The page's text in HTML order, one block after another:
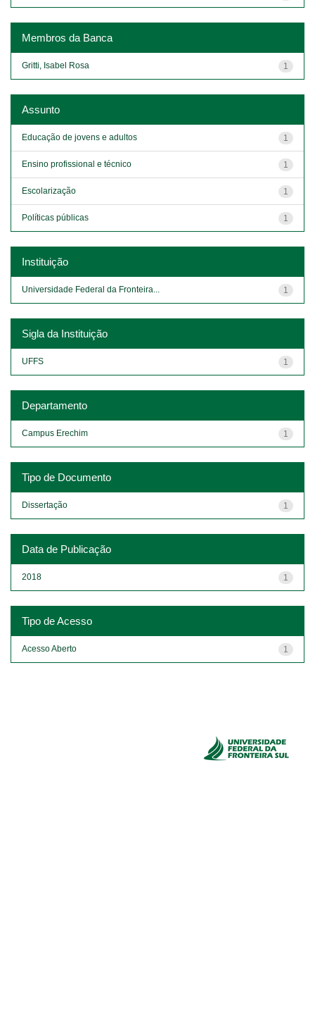
Membros da Banca
1
Gritti, Isabel Rosa
Assunto
1
Educação de jovens e adultos
1
Ensino profissional e técnico
1
Escolarização
1
Políticas públicas
Instituição
1
Universidade Federal da Fronteira...
Sigla da Instituição
1
UFFS
Departamento
1
Campus Erechim
Tipo de Documento
1
Dissertação
Data de Publicação
1
2018
Tipo de Acesso
1
Acesso Aberto